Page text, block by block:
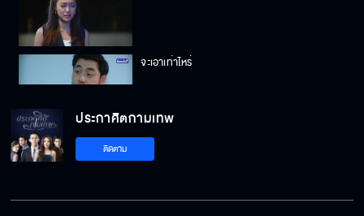
จะเอาเท่าไหร่
สุดท้ายก็อยู่คนเดียว
ประกาศิตกามเทพ
ติดตาม